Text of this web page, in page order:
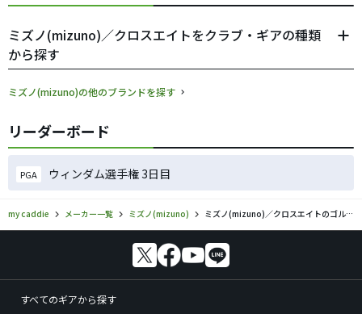
ミズノ(mizuno)／クロスエイトをクラブ・ギアの種類
から探す
ミズノ(mizuno)の他のブランドを探す
リーダーボード
PGA ウィンダム選手権 3日目
my caddie メーカー一覧 ミズノ(mizuno) ミズノ(mizuno)／クロスエイトのゴルフギアの口コミ評価
すべてのギアから探す